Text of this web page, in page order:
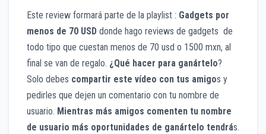
Este review formará parte de la playlist : Gadgets por
menos de 70 USD donde hago reviews de gadgets de
todo tipo que cuestan menos de 70 usd o 1500 mxn, al
final se van de regalo. ¿Qué hacer para ganártelo?
Solo debes compartir este vídeo con tus amigos y
pedirles que dejen un comentario con tu nombre de
usuario. Mientras más amigos comenten tu nombre
de usuario más oportunidades de ganártelo tendrás.